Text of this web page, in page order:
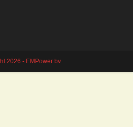
2026 - EMPower bv